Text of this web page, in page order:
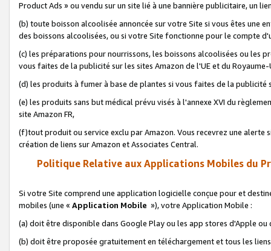
Product Ads » ou vendu sur un site lié à une bannière publicitaire, un
(b) toute boisson alcoolisée annoncée sur votre Site si vous êtes une
des boissons alcoolisées, ou si votre Site fonctionne pour le compte
(c) les préparations pour nourrissons, les boissons alcoolisées ou les
vous faites de la publicité sur les sites Amazon de l'UE et du Royaume-
(d) les produits à fumer à base de plantes si vous faites de la publicité
(e) les produits sans but médical prévu visés à l'annexe XVI du
site Amazon FR,
(f)tout produit ou service exclu par Amazon. Vous recevrez une alerte
création de liens sur Amazon et Associates Central.
Politique Relative aux Applications Mobiles du
Si votre Site comprend une application logicielle conçue pour et
mobiles (une « Application Mobile »), votre Application Mobile :
(a) doit être disponible dans Google Play ou les app stores d'Apple ou
(b) doit être proposée gratuitement en téléchargement et tous les